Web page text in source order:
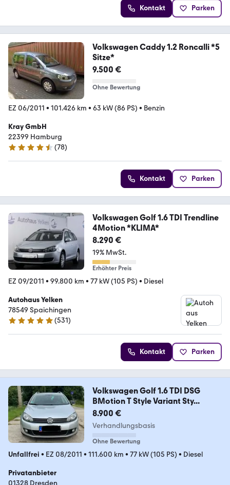
Kontakt Parken
Volkswagen Caddy 1.2 Roncalli *5
Sitze*
9.500 €
Ohne Bewertung
EZ 06/2011 • 101.426 km • 63 kW (86 PS) • Benzin
Kray GmbH
22399 Hamburg
4.4 Sterne
(78)
Kontakt Parken
Volkswagen Golf 1.6 TDI Trendline
4Motion *KLIMA*
8.290 €
19% MwSt.
Erhöhter Preis
EZ 09/2011 • 99.800 km • 77 kW (105 PS) • Diesel
Autohaus Yelken
78549 Spaichingen
5 Sterne
(531)
Kontakt Parken
Volkswagen Golf 1.6 TDI DSG
BMotion T Style Variant Sty...
8.900 €
Verhandlungsbasis
Ohne Bewertung
Unfallfrei • EZ 08/2011 • 111.600 km • 77 kW (105 PS) • Diesel
Privatanbieter
01328 Dresden